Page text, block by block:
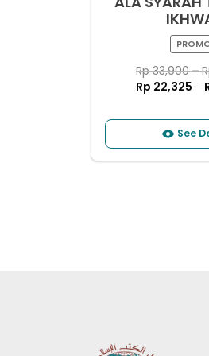
Rp33,900–
Rp 22,325 –
See